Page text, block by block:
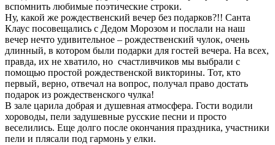
вспомнить любимые поэтические строки.
Ну, какой же рождественский вечер без подарков?!! Санта
Клаус посовещались с Дедом Морозом и послали на наш
вечер нечто удивительное – рождественский чулок, очень
длинный, в котором были подарки для гостей вечера. На всех,
правда, их не хватило, но счастливчиков мы выбрали с
помощью простой рождественской викторины. Тот, кто
первый, верно, отвечал на вопрос, получал право достать
подарок из рождественского чулка!
В зале царила добрая и душевная атмосфера. Гости водили
хороводы, пели задушевные русские песни и просто
веселились. Еще долго после окончания праздника, участники
пели и плясали под гармонь у елки.